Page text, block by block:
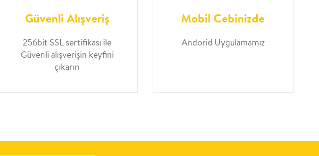
Güvenli Alışveriş
256bit SSL sertifikası ile
Güvenli alışverişin keyfini
çıkarın
Mobil Cebinizde
Andorid Uygulamamız